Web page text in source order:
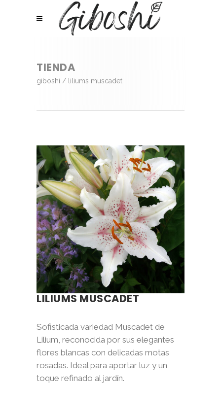
TIENDA
giboshi / liliums muscadet
LILIUMS MUSCADET
Sofisticada variedad Muscadet de
Lilium, reconocida por sus elegantes
flores blancas con delicadas motas
rosadas. Ideal para aportar luz y un
toque refinado al jardín.